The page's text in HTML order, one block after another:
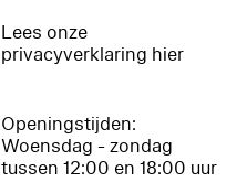
Lees onze
privacyverklaring hier
Openingstijden:
Woensdag - zondag
tussen 12:00 en 18:00 uur